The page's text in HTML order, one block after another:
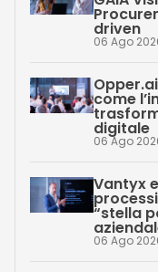
driven
06 Ago
come
digitale
06 Ago
Vantyx
“stella
06 Ago